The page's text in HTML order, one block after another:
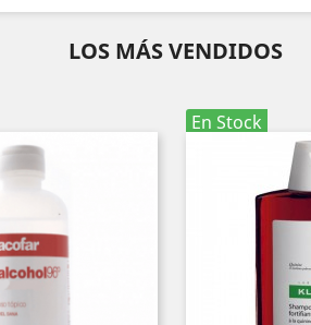
LOS MÁS VENDIDOS
En Stock